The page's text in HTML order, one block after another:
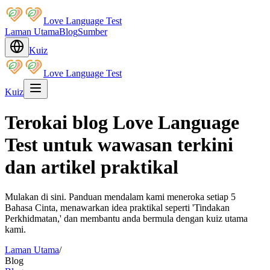
Love Language Test
Laman UtamaBlogSumber
Kuiz
Love Language Test
Kuiz
Terokai blog Love Language
Test untuk wawasan terkini
dan artikel praktikal
Mulakan di sini. Panduan mendalam kami meneroka setiap 5
Bahasa Cinta, menawarkan idea praktikal seperti 'Tindakan
Perkhidmatan,' dan membantu anda bermula dengan kuiz utama
kami.
Laman Utama/
Blog